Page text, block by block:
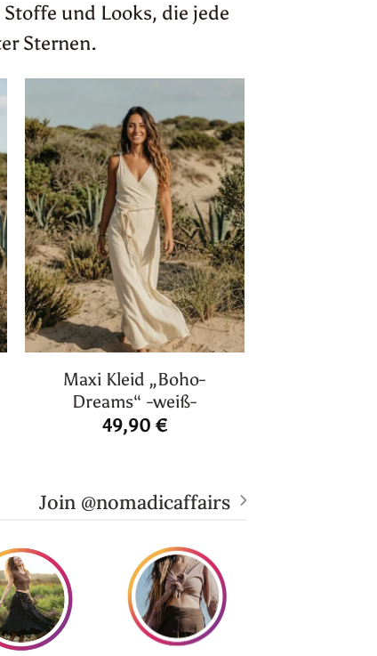
und Looks, die jede
Sternen.
Maxi Kleid „Boho-
Dreams“ -weiß-
49,90 €
Join @nomadicaffairs